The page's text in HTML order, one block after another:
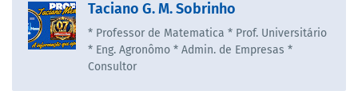
Taciano G. M. Sobrinho
* Professor de Matematica * Prof. Universitário
* Eng. Agronômo * Admin. de Empresas *
Consultor